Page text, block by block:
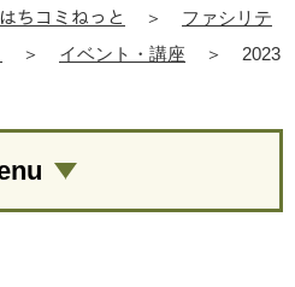
ちコミねっと ＞
ファシリテ
＞ イベント・講座 ＞
2023